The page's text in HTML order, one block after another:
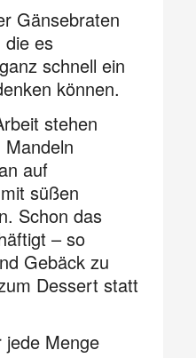
Gänsebraten
die es
schnell ein
können.
stehen
auf
süßen
Schon das
– so
Gebäck zu
Dessert statt
jede Menge